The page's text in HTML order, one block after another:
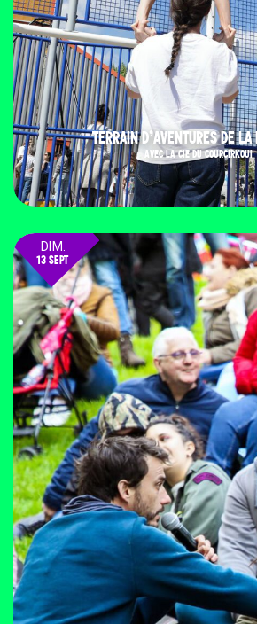
TERRAIN D’AVENTURES DE LA
AVEC LA CIE DU COURCIRKOUI
DIM.
13 SEPT